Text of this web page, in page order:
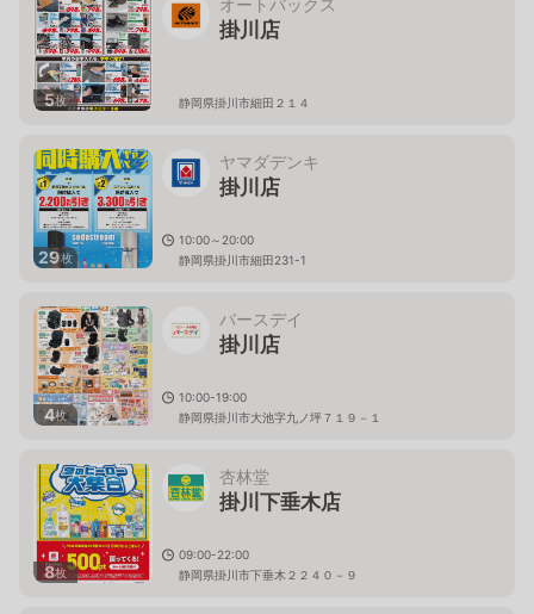
5枚
オートバックス
掛川店
静岡県掛川市細田２１４
29枚
ヤマダデンキ
掛川店
10:00～20:00
静岡県掛川市細田231-1
4枚
バースデイ
掛川店
10:00-19:00
静岡県掛川市大池字九ノ坪７１９－１
8枚
杏林堂
掛川下垂木店
09:00-22:00
静岡県掛川市下垂木２２４０－９